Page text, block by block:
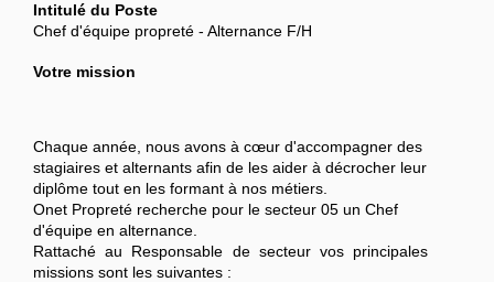
Intitulé du Poste
Chef d'équipe propreté - Alternance F/H
Votre mission
Chaque année, nous avons à cœur d'accompagner des
stagiaires et alternants afin de les aider à décrocher leur
diplôme tout en les formant à nos métiers.
Onet Propreté recherche pour le secteur 05 un Chef
d'équipe en alternance.
Rattaché au Responsable de secteur vos principales
missions sont les suivantes :